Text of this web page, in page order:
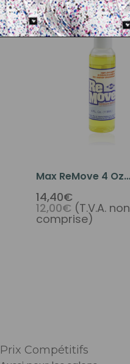
Max ReMove 4 Oz
Adhesive Remover
14,40€
12,00€ (T.V.A. non
comprise)
Prix ​​compétitifs